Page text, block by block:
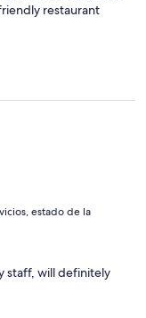
restaurant
estado de la
staff, will definitely